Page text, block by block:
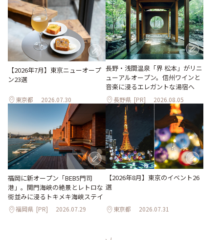
【2026年7月】東京ニューオープ
ン23選
東京都 2026.07.30
長野・浅間温泉「界 松本」がリニ
ューアルオープン。信州ワインと
音楽に浸るエレガントな湯宿へ
長野県 [PR] 2026.08.05
福岡に新オープン「BEB5門司
港」。関門海峡の絶景とレトロな
街並みに浸るトキメキ海峡ステイ
福岡県 [PR] 2026.07.29
【2026年8月】東京のイベント26
選
東京都 2026.07.31